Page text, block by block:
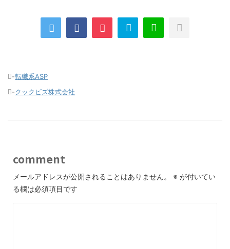
-転職系ASP
-クックビズ株式会社
comment
メールアドレスが公開されることはありません。 ※ が付いてい
る欄は必須項目です